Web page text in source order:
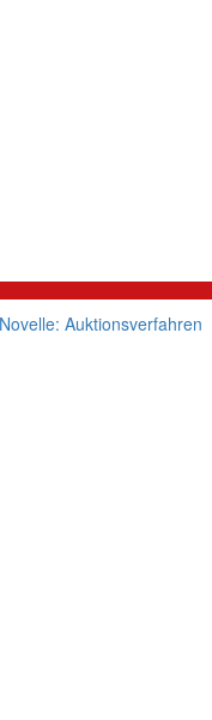
Auktionsverfahren